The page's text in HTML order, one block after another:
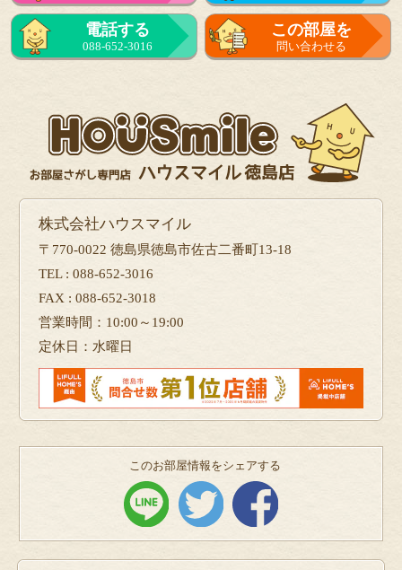
電話する
088-652-3016
この部屋を
問い合わせる
株式会社ハウスマイル
〒770-0022 徳島県徳島市佐古二番町13-18
TEL : 088-652-3016
FAX : 088-652-3018
営業時間：10:00～19:00
定休日：水曜日
このお部屋情報をシェアする